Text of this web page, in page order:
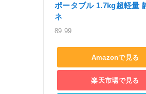
ポータブル 1.7kg超軽量
ネ
89.99
Amazonで見る
楽天市場で見る